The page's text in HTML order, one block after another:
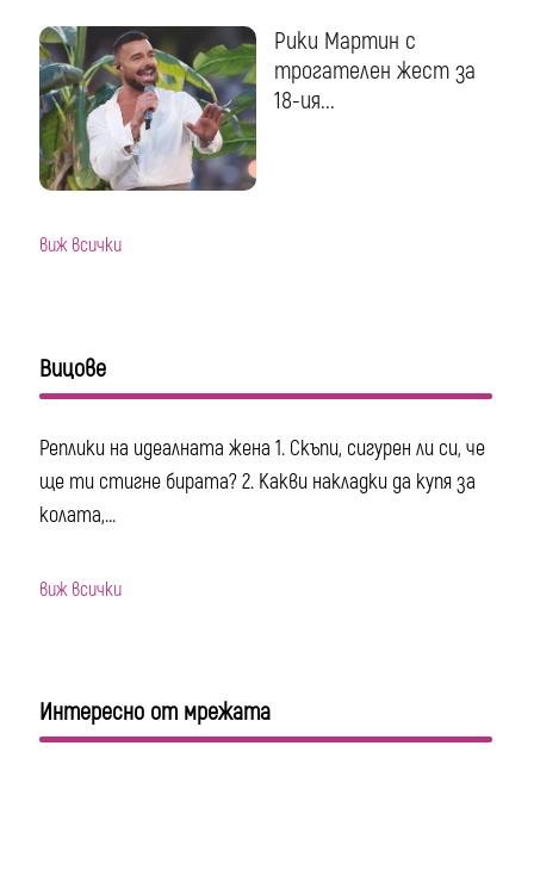
Рики Мартин с
трогателен жест за
18-ия...
виж всички
Вицове
Реплики на идеалната жена 1. Скъпи, сигурен ли си, че
ще ти стигне бирата? 2. Какви накладки да купя за
колата,...
виж всички
Интересно от мрежата